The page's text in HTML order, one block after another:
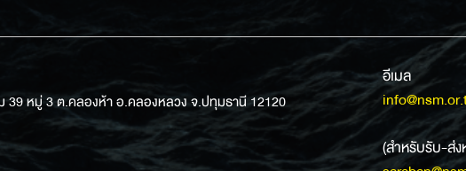
39 หมู่ 3 ต.คลองห้า อ.คลองหลวง จ.ปทุมธานี 12120
อีเมล
(สำหรับรับ-ส่